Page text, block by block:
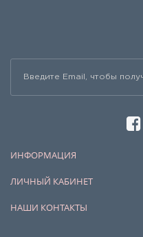
ИНФОРМАЦИЯ
ЛИЧНЫЙ КАБИНЕТ
НАШИ КОНТАКТЫ